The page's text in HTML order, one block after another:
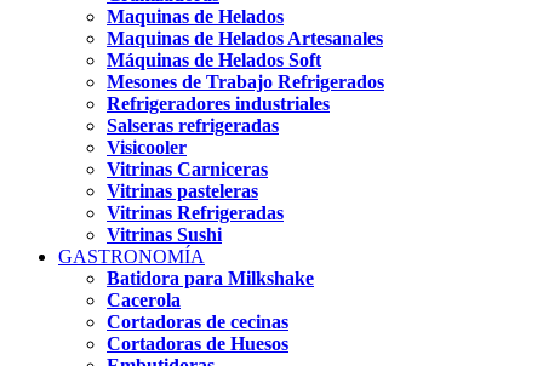
Maquinas de Helados
Maquinas de Helados Artesanales
Máquinas de Helados Soft
Mesones de Trabajo Refrigerados
Refrigeradores industriales
Salseras refrigeradas
Visicooler
Vitrinas Carniceras
Vitrinas pasteleras
Vitrinas Refrigeradas
Vitrinas Sushi
GASTRONOMÍA
Batidora para Milkshake
Cacerola
Cortadoras de cecinas
Cortadoras de Huesos